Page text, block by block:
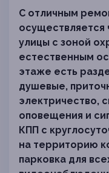
С отличным
осуществляется
улицы с зоной
естественным
этаже есть
душевые,
электричество,
оповещения и
КПП с
на территорию
парковка для